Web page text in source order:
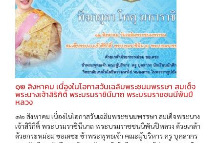
๑๒ สิงหาคม เนื่องในโอกาสวันเฉลิมพระชนมพรรษา สมเด็จ
พระนางเจ้าสิริกิติ์ พระบรมราชินีนาถ พระบรมราชชนนีพันปี
หลวง
๑๒ สิงหาคม เนื่องในโอกาสวันเฉลิมพระชนมพรรษา สมเด็จพระนาง
เจ้าสิริกิติ์ พระบรมราชินีนาถ พระบรมราชชนนีพันปีหลวง ด้วยเกล้า
ด้วยกระหม่อม ขอเดชะ ข้าพระพุทธเจ้า คณะผู้บริหาร ครู บุคลากร